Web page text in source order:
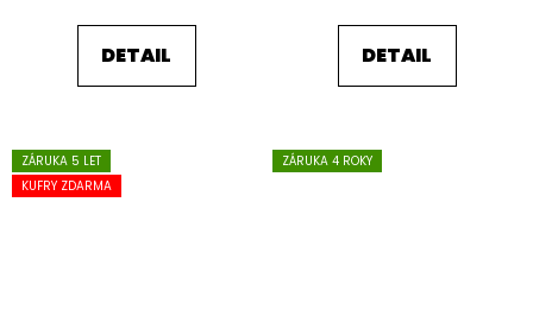
DETAIL DETAIL
ZÁRUKA 5 LET
KUFRY ZDARMA
ZÁRUKA 4 ROKY